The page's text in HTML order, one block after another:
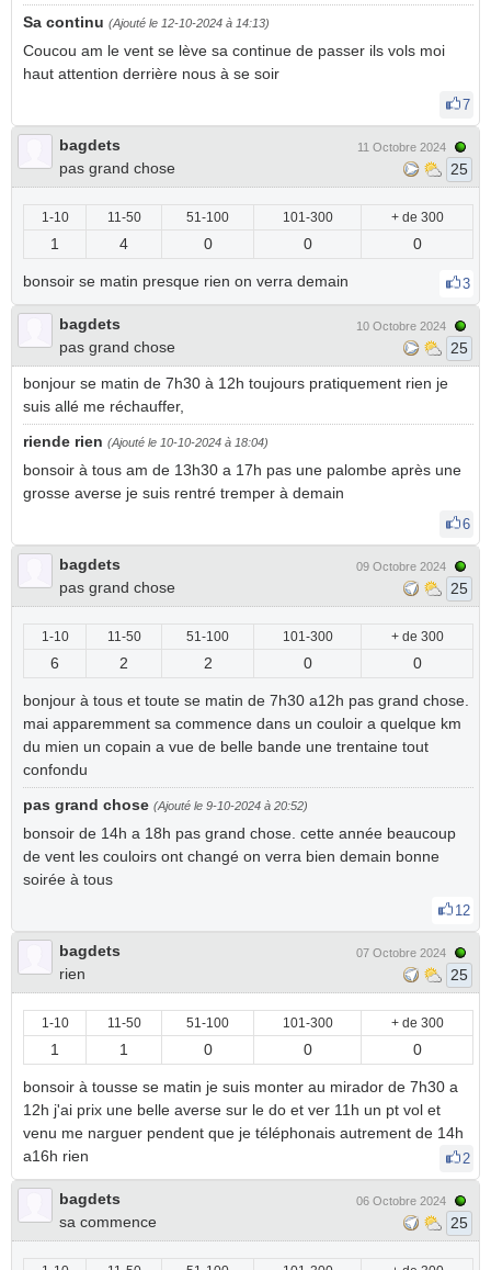
Sa continu (Ajouté le 12-10-2024 à 14:13)
Coucou am le vent se lève sa continue de passer ils vols moi
haut attention derrière nous à se soir
7
bagdets
pas grand chose
11 Octobre 2024
25
1-10 11-50 51-100 101-300 + de 300
1 4 0 0 0
bonsoir se matin presque rien on verra demain 3
bagdets
pas grand chose
10 Octobre 2024
25
bonjour se matin de 7h30 à 12h toujours pratiquement rien je
suis allé me réchauffer,
riende rien (Ajouté le 10-10-2024 à 18:04)
bonsoir à tous am de 13h30 a 17h pas une palombe après une
grosse averse je suis rentré tremper à demain
6
bagdets
pas grand chose
09 Octobre 2024
25
1-10 11-50 51-100 101-300 + de 300
6 2 2 0 0
bonjour à tous et toute se matin de 7h30 a12h pas grand chose.
mai apparemment sa commence dans un couloir a quelque km
du mien un copain a vue de belle bande une trentaine tout
confondu
pas grand chose (Ajouté le 9-10-2024 à 20:52)
bonsoir de 14h a 18h pas grand chose. cette année beaucoup
de vent les couloirs ont changé on verra bien demain bonne
soirée à tous
12
bagdets
rien
07 Octobre 2024
25
1-10 11-50 51-100 101-300 + de 300
1 1 0 0 0
bonsoir à tousse se matin je suis monter au mirador de 7h30 a
12h j'ai prix une belle averse sur le do et ver 11h un pt vol et
venu me narguer pendent que je téléphonais autrement de 14h
a16h rien
2
bagdets
sa commence
06 Octobre 2024
25